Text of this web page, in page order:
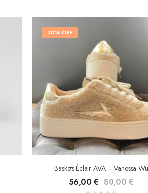
30% OFF
Baskets Éclair AVA – Vanessa Wu
56,00€ 80,00€